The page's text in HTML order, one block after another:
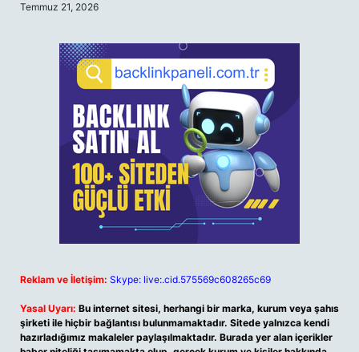
Temmuz 21, 2026
Reklam ve İletişim: Skype: live:.cid.575569c608265c69
Yasal Uyarı: Bu internet sitesi, herhangi bir marka, kurum veya şahıs
şirketi ile hiçbir bağlantısı bulunmamaktadır. Sitede yalnızca kendi
hazırladığımız makaleler paylaşılmaktadır. Burada yer alan içerikler